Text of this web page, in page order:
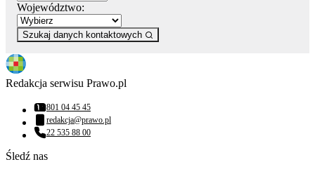
Województwo:
Szukaj danych kontaktowych
Redakcja serwisu Prawo.pl
Numer telefonu:
801 04 45 45
Adres email:
redakcja@prawo.pl
Numer telefonu:
22 535 88 00
Śledź nas